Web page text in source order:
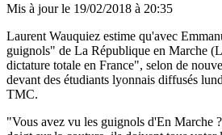
Mis à jour le 19/02/2018 à 20:35
Laurent Wauquiez estime qu'avec
guignols" de La République en Marche
dictature totale en France", selon de
devant des étudiants lyonnais diffusés
TMC.
"Vous avez vu les guignols d'En Marche